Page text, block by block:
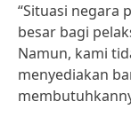
“Situasi negara
besar bagi
Namun, kami
menyediakan